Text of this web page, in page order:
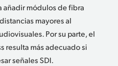
añadir módulos de fibra
mayores al
Por su parte, el
resulta más adecuado si
señales SDI.